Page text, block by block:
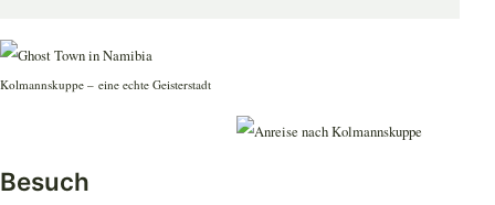
Kolmannskuppe – eine echte Geisterstadt
Besuch